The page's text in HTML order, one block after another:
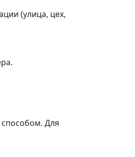
(улица, цех,
Для